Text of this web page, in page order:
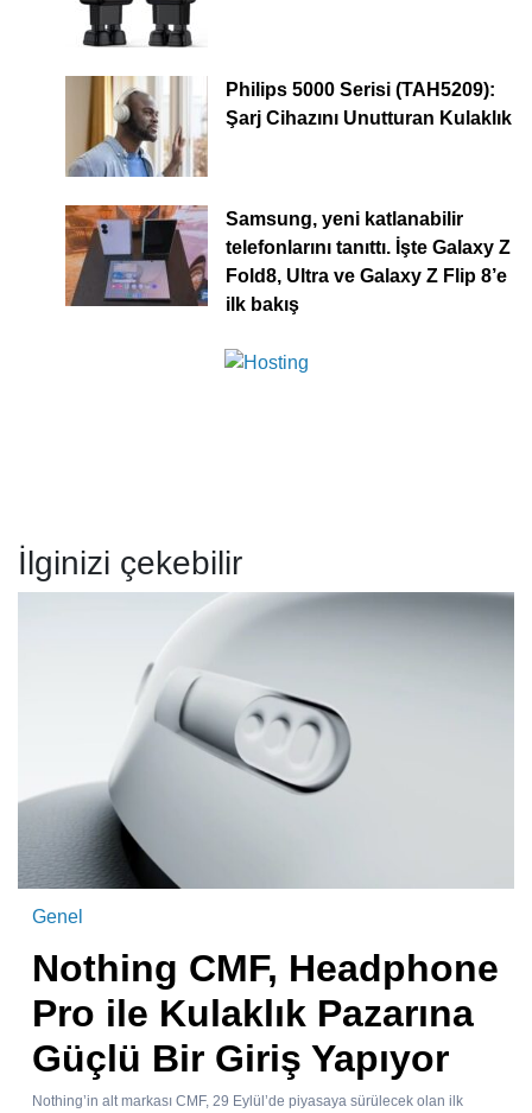
Philips 5000 Serisi (TAH5209):
Şarj Cihazını Unutturan Kulaklık
Samsung, yeni katlanabilir
telefonlarını tanıttı. İşte Galaxy Z
Fold8, Ultra ve Galaxy Z Flip 8’e
ilk bakış
İlginizi çekebilir
Genel
Nothing CMF, Headphone
Pro ile Kulaklık Pazarına
Güçlü Bir Giriş Yapıyor
Nothing’in alt markası CMF, 29 Eylül’de piyasaya sürülecek olan ilk